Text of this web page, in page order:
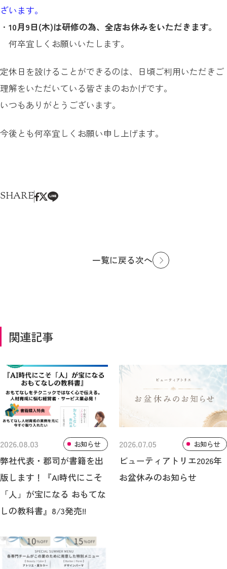
ざいます。
・ 10月9日(木)は研修の為、全店お休みをいただきます。
何卒宜しくお願いいたします。
定休日を設けることができるのは、
日頃ご利用いただきご
理解をいただいている皆さまのおかげです。
いつもありがとうございます。
今後とも何卒宜しくお願い申し上げます。
SHARE
一覧に戻る次へ
関連記事
2026.08.03 お知らせ
弊社代表・郡司が書籍を出
版します！『AI時代にこそ
「人」が宝になる おもてな
しの教科書』8/3発売!!
2026.07.05 お知らせ
ビューティアトリエ2026年
お盆休みのお知らせ